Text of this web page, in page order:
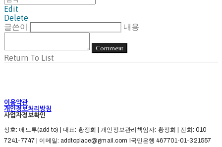
Edit
Delete
글쓴이
내용
Comment
Return To List
이용약관
개인정보처리방침
사업자정보확인
상호: 애드투(add to) | 대표: 황정희 | 개인정보관리책임자: 황정희 | 전화: 010-
7241-7747 | 이메일: addtoplace@gmail.com l국민은행 467701-01-321557